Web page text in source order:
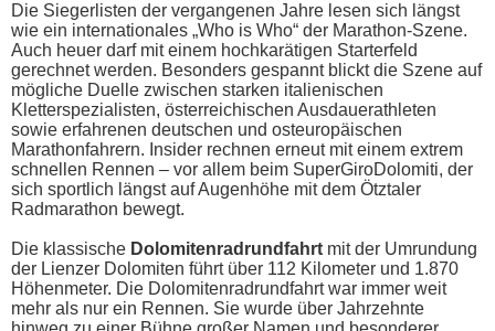
Die Siegerlisten der vergangenen Jahre lesen sich längst
wie ein internationales „Who is Who“ der Marathon-Szene.
Auch heuer darf mit einem hochkarätigen Starterfeld
gerechnet werden. Besonders gespannt blickt die Szene auf
mögliche Duelle zwischen starken italienischen
Kletterspezialisten, österreichischen Ausdauerathleten
sowie erfahrenen deutschen und osteuropäischen
Marathonfahrern. Insider rechnen erneut mit einem extrem
schnellen Rennen – vor allem beim SuperGiroDolomiti, der
sich sportlich längst auf Augenhöhe mit dem Ötztaler
Radmarathon bewegt.
Die klassische Dolomitenradrundfahrt mit der Umrundung
der Lienzer Dolomiten führt über 112 Kilometer und 1.870
Höhenmeter. Die Dolomitenradrundfahrt war immer weit
mehr als nur ein Rennen. Sie wurde über Jahrzehnte